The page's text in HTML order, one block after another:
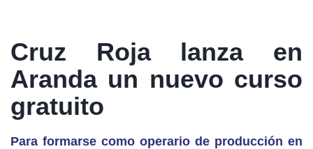
Cruz Roja lanza en
Aranda un nuevo curso
gratuito
Para formarse como operario de producción en